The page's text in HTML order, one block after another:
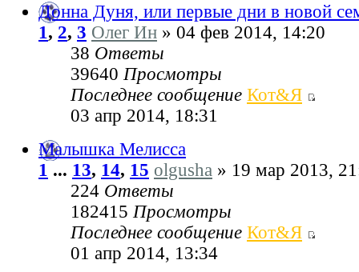
Донна Дуня, или первые дни в новой
1, 2, 3 Олег Ин » 04 фев 2014, 14:20
38 Ответы
39640 Просмотры
Последнее сообщение Кот&Я
03 апр 2014, 18:31
Малышка Мелисса
1 ... 13, 14, 15 olgusha » 19 мар 2013,
224 Ответы
182415 Просмотры
Последнее сообщение Кот&Я
01 апр 2014, 13:34